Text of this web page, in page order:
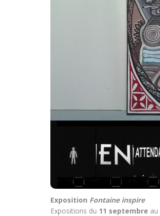
Exposition Fontaine inspire
Expositions du 11 septembre au